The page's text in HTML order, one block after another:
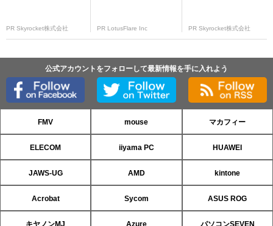
PR Skyrocket株式会社 PR LotusFlare Inc PR Skyrocket株式会社
公式アカウントをフォローして最新情報を手に入れよう
FMV mouse マカフィー
ELECOM iiyama PC HUAWEI
JAWS-UG AMD kintone
Acrobat Sycom ASUS ROG